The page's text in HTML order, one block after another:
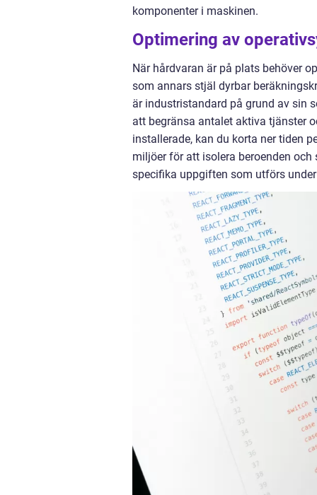
komponenter i maskinen.
Optimering av
När hårdvaran är på plats behöver
som annars stjäl dyrbar
är industristandard på grund av sin
att begränsa antalet aktiva tjänster
installerade, kan du korta ner tiden
miljöer för att isolera beroenden
specifika uppgiften som utförs